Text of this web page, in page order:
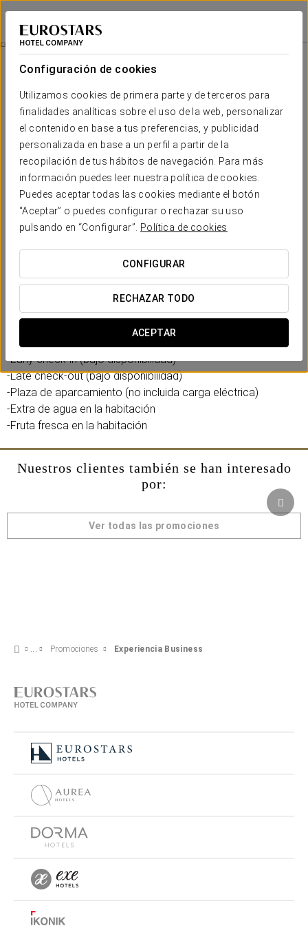
Configuración de cookies
Utilizamos cookies de primera parte y de terceros para
finalidades analíticas sobre el uso de la web, personalizar
el contenido en base a tus preferencias, y publicidad
personalizada en base a un perfil a partir de la
recopilación de tus hábitos de navegación. Para más
información puedes leer nuestra política de cookies.
Puedes aceptar todas las cookies mediante el botón
“Aceptar” o puedes configurar o rechazar su uso
pulsando en “Configurar”.
Política de cookies
CONFIGURAR
RECHAZAR TODO
ACEPTAR
Eurostars Madrid Congress
MADRID - ALCOBENDAS
Experiencia Business
20 €
Experiencia business
Vive una experiencia única en el Eurostars Madrid Congress,
un espacio diseñado para ofrecer confort, estilo y
funcionalidad en cada detalle.
-Early check-in (bajo disponibilidad)
-Late check-out (bajo disponibilidad)
-Plaza de aparcamiento (no incluida carga eléctrica)
-Extra de agua en la habitación
-Fruta fresca en la habitación
Nuestros clientes también se han interesado
por:
Ver todas las promociones
Promociones Experiencia Business